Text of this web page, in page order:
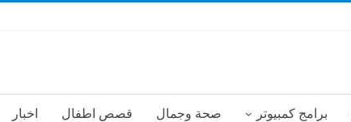
برامج كمبيوتر صحة وجمال قصص اطفال اخبار